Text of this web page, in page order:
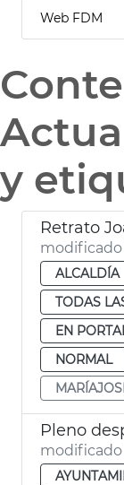
Web FDM
y
modificado
ALCALDÍA
TODAS
EN
NORMAL
Pleno
modificado